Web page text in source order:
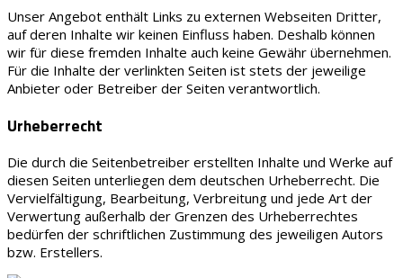
Unser Angebot enthält Links zu externen Webseiten Dritter,
auf deren Inhalte wir keinen Einfluss haben. Deshalb können
wir für diese fremden Inhalte auch keine Gewähr übernehmen.
Für die Inhalte der verlinkten Seiten ist stets der jeweilige
Anbieter oder Betreiber der Seiten verantwortlich.
Urheberrecht
Die durch die Seitenbetreiber erstellten Inhalte und Werke auf
diesen Seiten unterliegen dem deutschen Urheberrecht. Die
Vervielfältigung, Bearbeitung, Verbreitung und jede Art der
Verwertung außerhalb der Grenzen des Urheberrechtes
bedürfen der schriftlichen Zustimmung des jeweiligen Autors
bzw. Erstellers.